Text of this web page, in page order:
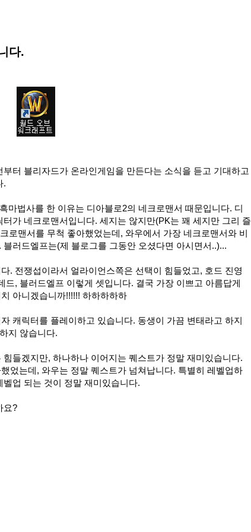
다.
터 블리자드가 온라인게임을 만든다는 소식을 듣고 기대하고
.
마법사를 한 이유는 디아블로2의 네크로맨서 때문입니다. 디
가 네크로맨서입니다. 세지는 않지만(PK는 꽤 세지만 그리 즐
로맨서를 무척 좋아했었는데, 와우에서 가장 네크로맨서와 비
러드엘프는(제 블로그를 그동안 오셨다면 아시면서..)...
. 전쟁섭이라서 얼라이언스쪽은 선택이 힘들었고, 호드 진영
, 블러드엘프 이렇게 셋입니다. 결국 가장 이쁘고 아름답게
아니겠습니까!!!!!! 하하하하하
캐릭터를 플레이하고 있습니다. 동생이 가끔 변태라고 하지
지 않습니다.
들겠지만, 하나하나 이어지는 퀘스트가 정말 재미있습니다.
었는데, 와우는 정말 퀘스트가 넘쳐납니다. 특별히 레벨업하
업 되는 것이 정말 재미있습니다.
요?